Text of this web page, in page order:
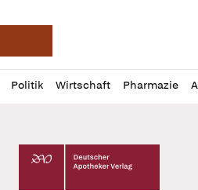
Deutsche Apotheker
Politik Wirtschaft Pharmazie
Profil
öffnen
Daz
Pur
Deutscher Apotheker Verlag